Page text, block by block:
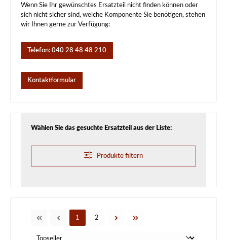
Wenn Sie Ihr gewünschtes Ersatzteil nicht finden können oder
sich nicht sicher sind, welche Komponente Sie benötigen, stehen
wir Ihnen gerne zur Verfügung:
Telefon: 040 28 48 48 210
Kontaktformular
Wählen Sie das gesuchte Ersatzteil aus der Liste:
Produkte filtern
Seite
1 Seite
2